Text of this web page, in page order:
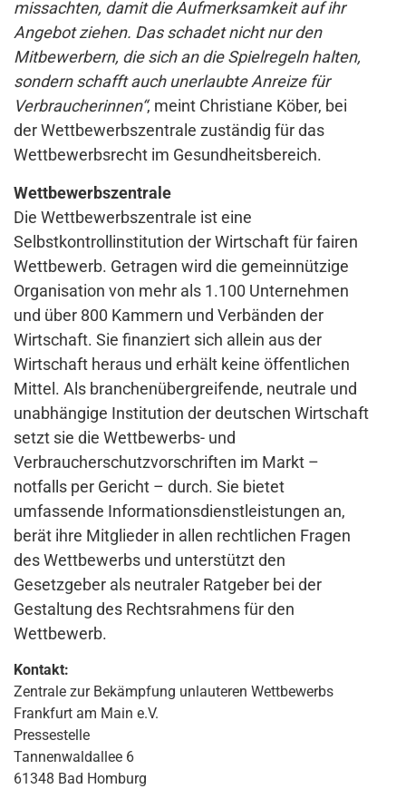
missachten, damit die Aufmerksamkeit auf ihr
Angebot ziehen. Das schadet nicht nur den
Mitbewerbern, die sich an die Spielregeln halten,
sondern schafft auch unerlaubte Anreize für
Verbraucherinnen“, meint Christiane Köber, bei
der Wettbewerbszentrale zuständig für das
Wettbewerbsrecht im Gesundheitsbereich.
Wettbewerbszentrale
Die Wettbewerbszentrale ist eine
Selbstkontrollinstitution der Wirtschaft für fairen
Wettbewerb. Getragen wird die gemeinnützige
Organisation von mehr als 1.100 Unternehmen
und über 800 Kammern und Verbänden der
Wirtschaft. Sie finanziert sich allein aus der
Wirtschaft heraus und erhält keine öffentlichen
Mittel. Als branchenübergreifende, neutrale und
unabhängige Institution der deutschen Wirtschaft
setzt sie die Wettbewerbs- und
Verbraucherschutzvorschriften im Markt –
notfalls per Gericht – durch. Sie bietet
umfassende Informationsdienstleistungen an,
berät ihre Mitglieder in allen rechtlichen Fragen
des Wettbewerbs und unterstützt den
Gesetzgeber als neutraler Ratgeber bei der
Gestaltung des Rechtsrahmens für den
Wettbewerb.
Kontakt:
Zentrale zur Bekämpfung unlauteren Wettbewerbs
Frankfurt am Main e.V.
Pressestelle
Tannenwaldallee 6
61348 Bad Homburg